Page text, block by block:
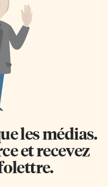
les médias.
et recevez